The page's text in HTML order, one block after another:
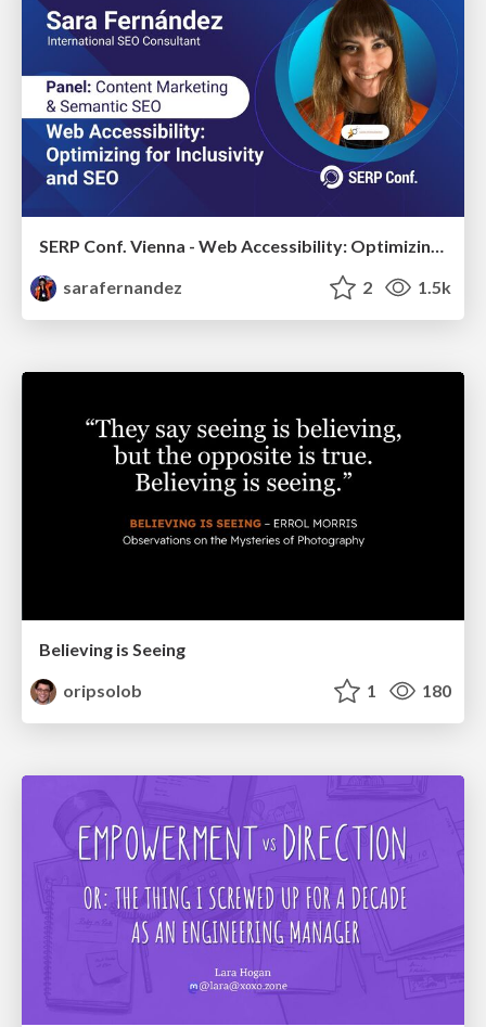
SERP Conf. Vienna - Web Accessibility: Optimizing for Inclusivity and SEO
sarafernandez
2 1.5k
Believing is Seeing
oripsolob
1 180